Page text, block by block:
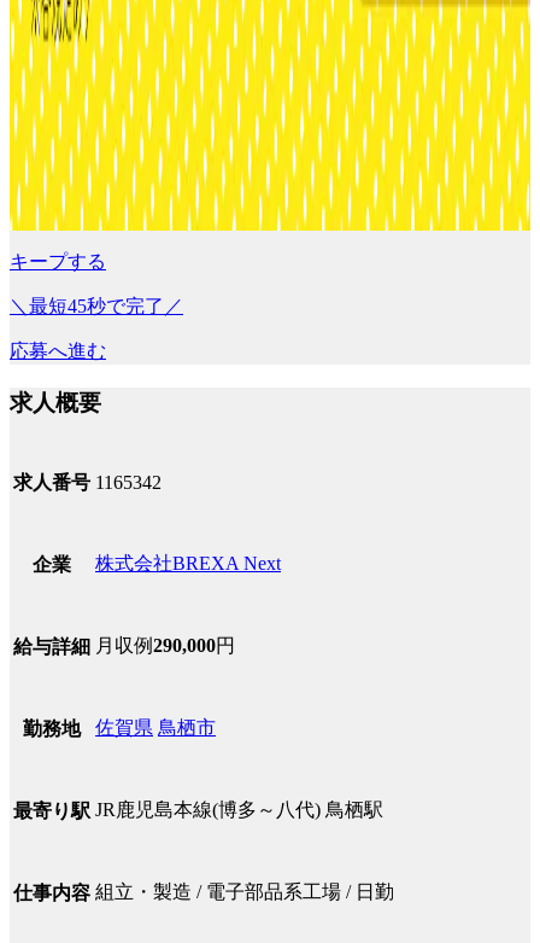
キープする
＼最短45秒で完了／
応募へ進む
求人概要
求人番号 1165342
企業 株式会社BREXA Next
給与詳細 月収例290,000円
勤務地 佐賀県 鳥栖市
最寄り駅 JR鹿児島本線(博多～八代) 鳥栖駅
仕事内容 組立・製造 / 電子部品系工場 / 日勤